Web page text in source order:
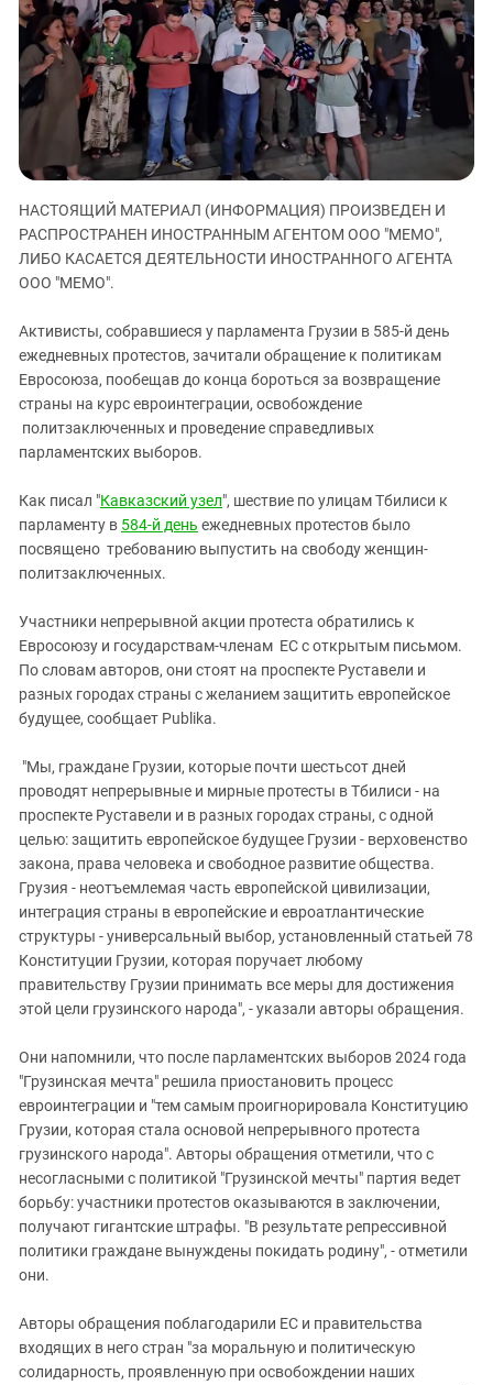
ЗАСТАВЛЯЕТ
КАВКАЗ ЗА ПАЛЕСТИНУ
ИНАКОМЫСЛИЕ В ЧЕЧНЕ
ПРЕСЛЕДОВАНИЕ АКТИВИСТОВ
МОБИЛИЗАЦИЯ И ПРОТЕСТЫ
Дагестан
Ингушетия
Кабардино-Балкария
Калмыкия
Карачаево-Черкесия
Нагорный Карабах
Российская Федерация
Ростовская область
Северная Осетия - Алания
СКФО
Ставропольский край
Чечня
Южная Осетия
Южный Кавказ
ЮФО
НАСТОЯЩИЙ МАТЕРИАЛ (ИНФОРМАЦИЯ) ПРОИЗВЕДЕН И
РАСПРОСТРАНЕН ИНОСТРАННЫМ АГЕНТОМ ООО "МЕМО",
ЛИБО КАСАЕТСЯ ДЕЯТЕЛЬНОСТИ ИНОСТРАННОГО АГЕНТА
ООО "МЕМО".
Активисты, собравшиеся у парламента Грузии в 585-й день
ежедневных протестов, зачитали обращение к политикам
Евросоюза, пообещав до конца бороться за возвращение
страны на курс евроинтеграции, освобождение
политзаключенных и проведение справедливых
парламентских выборов.
Как писал "Кавказский узел", шествие по улицам Тбилиси к
парламенту в 584-й день ежедневных протестов было
посвящено требованию выпустить на свободу женщин-
политзаключенных.
Участники непрерывной акции протеста обратились к
Евросоюзу и государствам-членам ЕС с открытым письмом.
По словам авторов, они стоят на проспекте Руставели и
разных городах страны с желанием защитить европейское
будущее, сообщает Publika.
"Мы, граждане Грузии, которые почти шестьсот дней
проводят непрерывные и мирные протесты в Тбилиси - на
проспекте Руставели и в разных городах страны, с одной
целью: защитить европейское будущее Грузии - верховенство
закона, права человека и свободное развитие общества.
Грузия - неотъемлемая часть европейской цивилизации,
интеграция страны в европейские и евроатлантические
структуры - универсальный выбор, установленный статьей 78
Конституции Грузии, которая поручает любому
правительству Грузии принимать все меры для достижения
этой цели грузинского народа", - указали авторы обращения.
Они напомнили, что после парламентских выборов 2024 года
"Грузинская мечта" решила приостановить процесс
евроинтеграции и "тем самым проигнорировала Конституцию
Грузии, которая стала основой непрерывного протеста
грузинского народа". Авторы обращения отметили, что с
несогласными с политикой "Грузинской мечты" партия ведет
борьбу: участники протестов оказываются в заключении,
получают гигантские штрафы. "В результате репрессивной
политики граждане вынуждены покидать родину", - отметили
они.
Авторы обращения поблагодарили ЕС и правительства
входящих в него стран "за моральную и политическую
солидарность, проявленную при освобождении наших